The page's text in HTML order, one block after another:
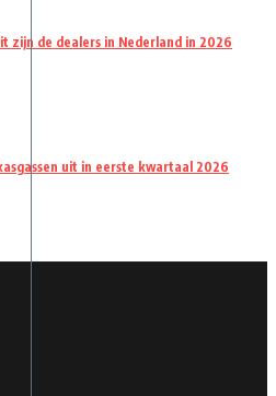
zijn de dealers in Nederland in 2026
uit in eerste kwartaal 2026